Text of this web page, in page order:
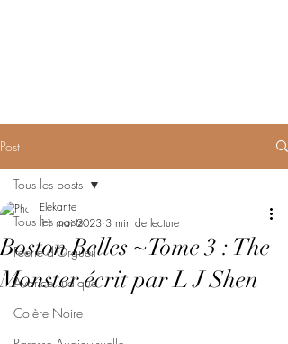
Post
Tous les posts
Féerie d'Orgueil
Avarice Ludique
Colère Noire
Tous les posts
Boston Belles ~Tome 3 : The
Monster écrit par L J Shen
Elekante
11 mai 2023 3 min de lecture